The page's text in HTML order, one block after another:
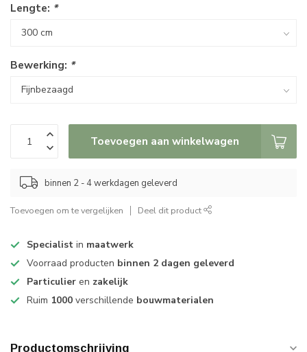
Lengte: *
Bewerking: *
Toevoegen aan winkelwagen
binnen 2 - 4 werkdagen geleverd
Toevoegen om te vergelijken Deel dit product
Specialist in maatwerk
Voorraad producten binnen 2 dagen geleverd
Particulier en zakelijk
Ruim 1000 verschillende bouwmaterialen
Productomschrijving